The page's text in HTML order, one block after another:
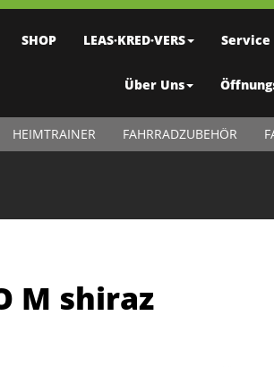
SHOP LEAS·KRED·VERS Service
Über Uns
HEIMTRAINER FAHRRADZUBEHÖR
M shiraz